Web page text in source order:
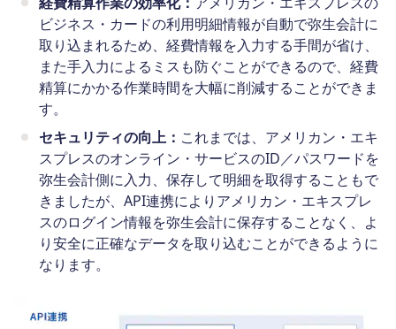
ビジネス・カードの利用明細情報が自動で弥生会計に
取り込まれるため、経費情報を入力する手間が省け、
また手入力によるミスも防ぐことができるので、経費
精算にかかる作業時間を大幅に削減することができま
す。
セキュリティの向上： これまでは、アメリカン・エキ
スプレスのオンライン・サービスのID／パスワードを
弥生会計側に入力、保存して明細を取得することもで
きましたが、API連携によりアメリカン・エキスプレ
スのログイン情報を弥生会計に保存することなく、よ
り安全に正確なデータを取り込むことができるように
なります。